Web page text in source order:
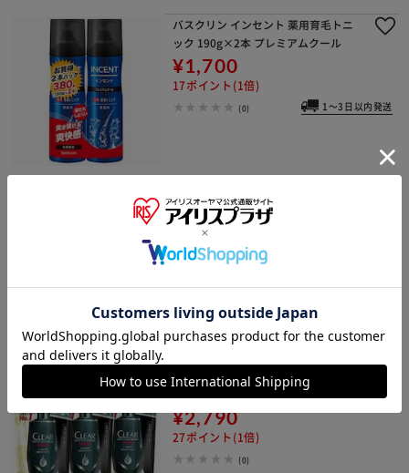
バスクリン インセント 薬用育毛トニ
ック 190g×2本 プレミアムクール
¥1,700
17ポイント(1倍)
(0) 1～3日以内発送
トータルケア スカルプシャンプー つ
めかえ用 280g
¥1,830
トータルケア スカルプシャンプー つ
¥2,790
27ポイント(1倍)
(0)